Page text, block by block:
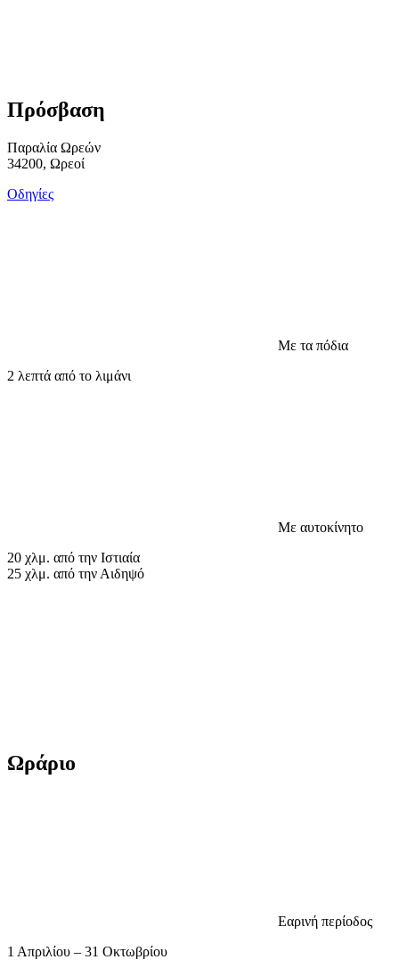
Πρόσβαση
Παραλία Ωρεών
34200, Ωρεοί
Οδηγίες
Με τα πόδια
2 λεπτά από το λιμάνι
Με αυτοκίνητο
20 χλμ. από την Ιστιαία
25 χλμ. από την Αιδηψό
Ωράριο
Εαρινή περίοδος
1 Απριλίου – 31 Οκτωβρίου